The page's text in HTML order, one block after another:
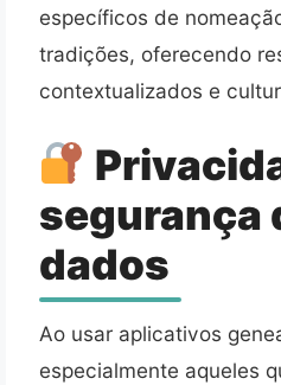
específicos de
tradições, oferecendo
contextualizados e
segurança
dados
Ao usar aplicativos
especialmente aqueles